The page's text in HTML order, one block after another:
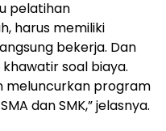
pelatihan
harus memiliki
bekerja. Dan
soal biaya.
meluncurkan program
dan SMK,” jelasnya.